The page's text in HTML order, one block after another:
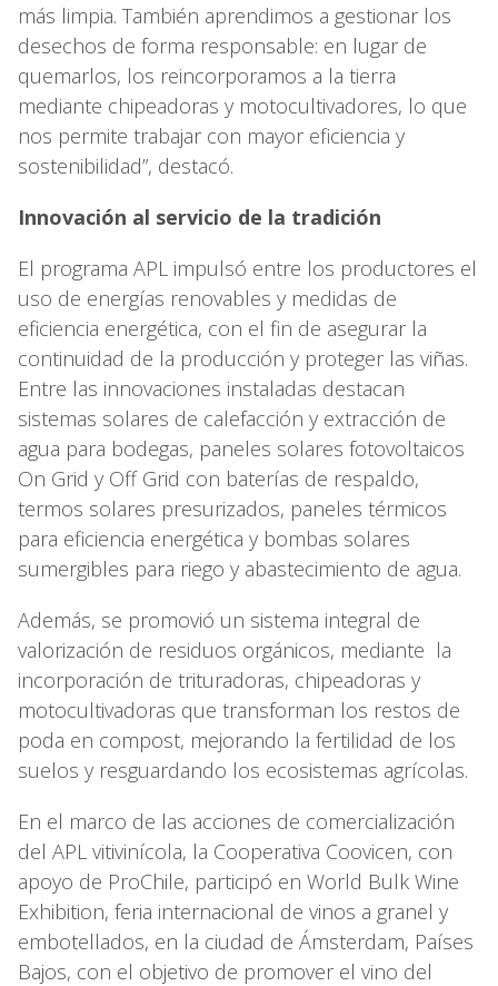
más limpia. También aprendimos a gestionar los
desechos de forma responsable: en lugar de
quemarlos, los reincorporamos a la tierra
mediante chipeadoras y motocultivadores, lo que
nos permite trabajar con mayor eficiencia y
sostenibilidad”, destacó.
Innovación al servicio de la tradición
El programa APL impulsó entre los productores el
uso de energías renovables y medidas de
eficiencia energética, con el fin de asegurar la
continuidad de la producción y proteger las viñas.
Entre las innovaciones instaladas destacan
sistemas solares de calefacción y extracción de
agua para bodegas, paneles solares fotovoltaicos
On Grid y Off Grid con baterías de respaldo,
termos solares presurizados, paneles térmicos
para eficiencia energética y bombas solares
sumergibles para riego y abastecimiento de agua.
Además, se promovió un sistema integral de
valorización de residuos orgánicos, mediante la
incorporación de trituradoras, chipeadoras y
motocultivadoras que transforman los restos de
poda en compost, mejorando la fertilidad de los
suelos y resguardando los ecosistemas agrícolas.
En el marco de las acciones de comercialización
del APL vitivinícola, la Cooperativa Coovicen, con
apoyo de ProChile, participó en World Bulk Wine
Exhibition, feria internacional de vinos a granel y
embotellados, en la ciudad de Ámsterdam, Países
Bajos, con el objetivo de promover el vino del